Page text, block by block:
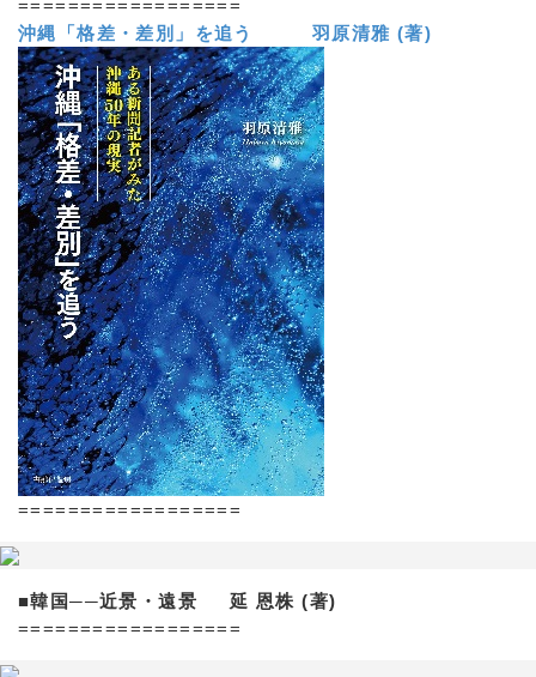
==================
沖縄「格差・差別」を追う 羽原清雅 (著)
==================
■韓国──近景・遠景 延 恩株 (著)
==================